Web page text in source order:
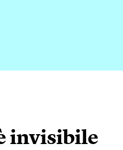
invisibile